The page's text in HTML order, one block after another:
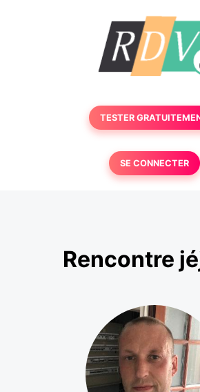
TESTER
SE CONNECTER
Rencontre